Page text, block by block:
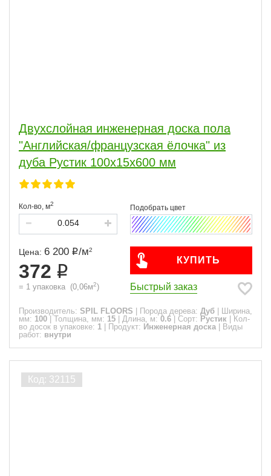
Двухслойная инженерная доска пола
"Английская/французская ёлочка" из
дуба Рустик 100х15х600 мм
Кол-во, м2
Цена: 6 200 /м2
372
= 1 упаковка (0,06м2)
КУПИТЬ
Быстрый заказ
Производитель: SPIL FLOORS Порода дерева: Дуб
Ширина,
мм: 100 Толщина, мм: 15 Длина, м: 0.6 Сорт: Рустик
Кол-
во досок в упаковке: 1 Продукт: Инженерная доска
Виды
работ: внутри